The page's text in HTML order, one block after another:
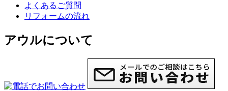
よくあるご質問
リフォームの流れ
アウルについて